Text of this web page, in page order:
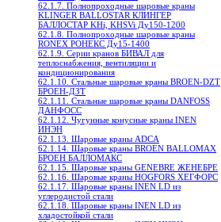
62.1.7. Полнопроходные шаровые краны
KLINGER BALLOSTAR КЛИНГЕР
БАЛЛОСТАР KHi, KHSVi Ду150-1200
62.1.8. Полнопроходные шаровые краны
RONEX РОНЕКС Ду15-1400
62.1.9. Серии кранов БИВАЛ для
теплоснабжения, вентиляции и
кондиционирования
62.1.10. Стальные шаровые краны BROEN-DZT
БРОЕН-ДЗТ
62.1.11. Стальные шаровые краны DANFOSS
ДАНФОСС
62.1.12. Чугунные конусные краны INEN
ИНЭН
62.1.13. Шаровые краны ADCA
62.1.14. Шаровые краны BROEN BALLOMAX
БРОЕН БАЛЛОМАКС
62.1.15. Шаровые краны GENEBRE ЖЕНЕБРЕ
62.1.16. Шаровые краны HOGFORS ХЕГФОРС
62.1.17. Шаровые краны INEN LD из
углеродистой стали
62.1.18. Шаровые краны INEN LD из
хладостойкой стали